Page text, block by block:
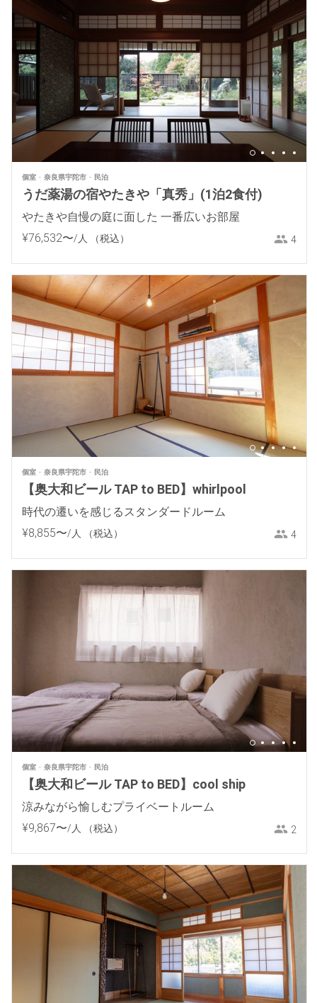
個室 奈良県宇陀市 民泊
うだ薬湯の宿やたきや「真秀」(1泊2食付)
やたきや自慢の庭に面した 一番広いお部屋
¥76,532〜/人 （税込） 4
個室 奈良県宇陀市 民泊
【奥大和ビール TAP to BED】whirlpool
時代の遷いを感じるスタンダードルーム
¥8,855〜/人 （税込） 4
個室 奈良県宇陀市 民泊
【奥大和ビール TAP to BED】cool ship
涼みながら愉しむプライベートルーム
¥9,867〜/人 （税込） 2